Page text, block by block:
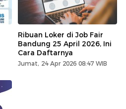
Ribuan Loker di Job Fair
Bandung 25 April 2026, Ini
Cara Daftarnya
Jumat, 24 Apr 2026 08:47 WIB